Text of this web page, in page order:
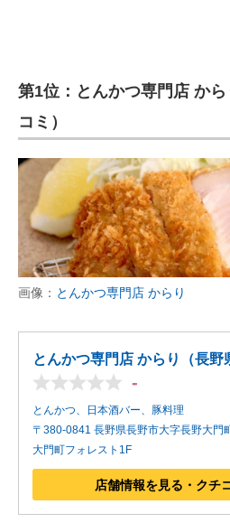
第1位：とんかつ専門店 か
コミ）
画像： とんかつ専門店 からり
とんかつ専門店 からり（長野
-
とんかつ、日本酒バー、豚料理
〒380-0841 長野県長野市大字長野大門
大門町フォレスト1F
店舗情報を見る・クチ